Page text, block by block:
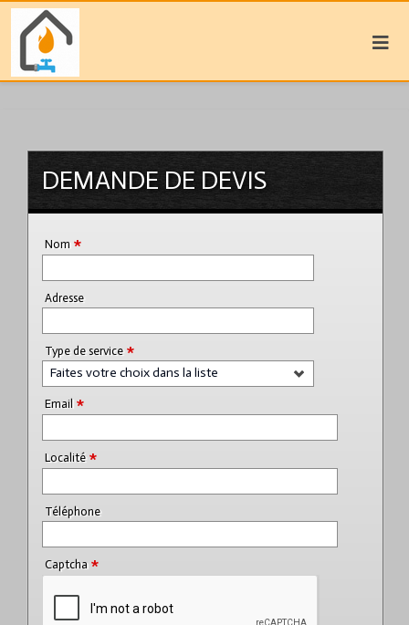
DEMANDE DE DEVIS
Nom *
Adresse
Type de service *
Faites votre choix dans la liste
Email *
Localité *
Téléphone
Captcha *